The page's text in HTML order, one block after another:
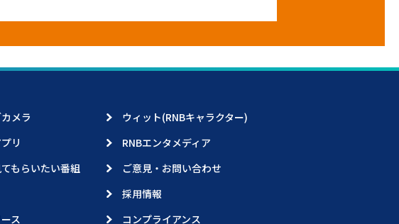
メラ
ウィット(RNBキャラクター)
リ
RNBエンタメディア
もらいたい番組
ご意見・お問い合わせ
採用情報
ス
コンプライアンス